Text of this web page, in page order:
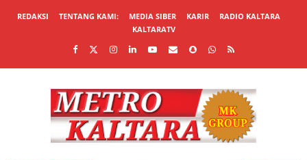
REDAKSI TENTANG KAMI: MEDIA SIBER KARIR
RADIO KALTARA
KALTARATV